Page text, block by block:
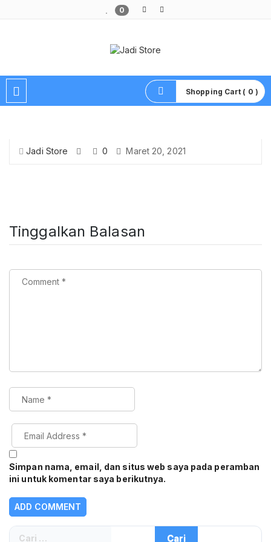
0
Shopping Cart ( 0 )
Jadi Store 0 Maret 20, 2021
Tinggalkan Balasan
Simpan nama, email, dan situs web saya pada peramban
ini untuk komentar saya berikutnya.
Cari